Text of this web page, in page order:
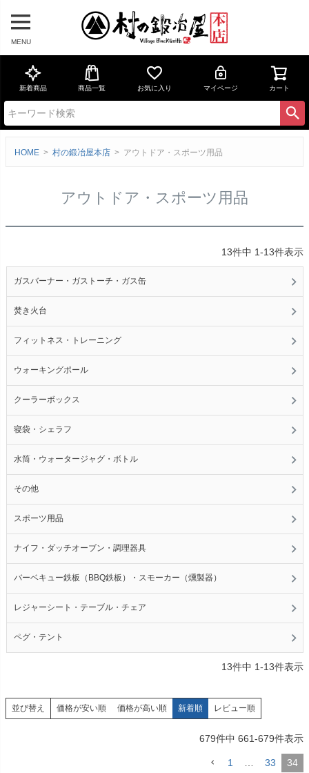
MENU
新着商品 商品一覧 お気に入り マイページ カート
HOME 村の鍛冶屋本店 アウトドア・スポーツ用品
アウトドア・スポーツ用品
13件中 1-13件表示
ガスバーナー・ガストーチ・ガス缶
焚き火台
フィットネス・トレーニング
ウォーキングポール
クーラーボックス
寝袋・シェラフ
水筒・ウォータージャグ・ボトル
その他
スポーツ用品
ナイフ・ダッチオーブン・調理器具
バーベキュー鉄板（BBQ鉄板）・スモーカー（燻製器）
レジャーシート・テーブル・チェア
ペグ・テント
13件中 1-13件表示
並び替え 価格が安い順 価格が高い順 新着順 レビュー順
679件中 661-679件表示
1 33 34